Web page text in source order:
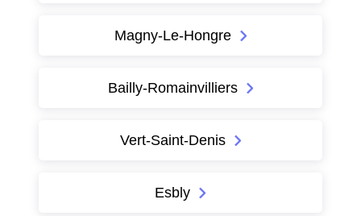
Magny-Le-Hongre
Bailly-Romainvilliers
Vert-Saint-Denis
Esbly